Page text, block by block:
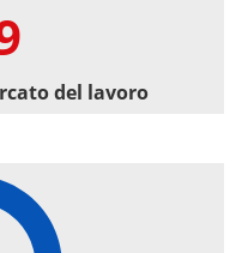
del lavoro